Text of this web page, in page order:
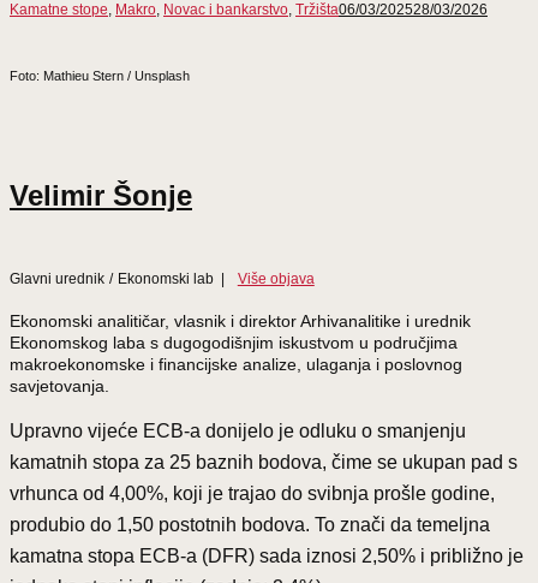
Kamatne stope, Makro, Novac i bankarstvo, Tržišta06/03/202528/03/2026
Foto: Mathieu Stern / Unsplash
Velimir Šonje
Glavni urednik / Ekonomski lab Više objava
Ekonomski analitičar, vlasnik i direktor Arhivanalitike i urednik
Ekonomskog laba s dugogodišnjim iskustvom u područjima
makroekonomske i financijske analize, ulaganja i poslovnog
savjetovanja.
Upravno vijeće ECB-a donijelo je odluku o smanjenju
kamatnih stopa za 25 baznih bodova, čime se ukupan pad s
vrhunca od 4,00%, koji je trajao do svibnja prošle godine,
produbio do 1,50 postotnih bodova. To znači da temeljna
kamatna stopa ECB-a (DFR) sada iznosi 2,50% i približno je